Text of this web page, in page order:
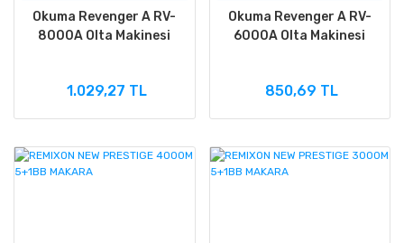
Okuma Revenger A RV-
8000A Olta Makinesi
1.029,27 TL
Okuma Revenger A RV-
6000A Olta Makinesi
850,69 TL